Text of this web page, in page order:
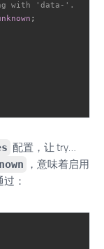
with 'data-'.
;
配置，让 try…
，意味着启用
：